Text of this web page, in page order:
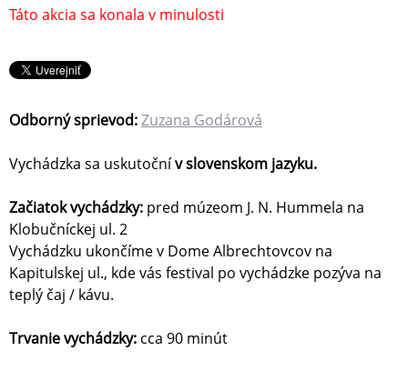
Táto akcia sa konala v minulosti
Odborný sprievod:Zuzana Godárová
Vychádzka sa uskutočnív slovenskom jazyku.
Začiatok vychádzky: pred múzeom J. N. Hummela na
Klobučníckej ul. 2
Vychádzku ukončíme v Dome Albrechtovcov na
Kapitulskej ul., kde vás festival po vychádzke pozýva na
teplý čaj / kávu.
Trvanie vychádzky: cca 90 minút